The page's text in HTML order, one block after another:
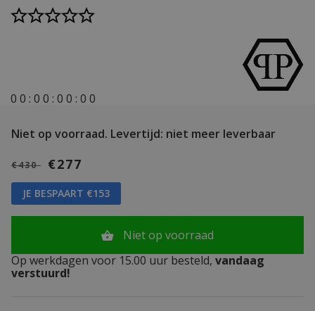
0 0 : 0 0 : 0 0 : 0 0
Niet op voorraad. Levertijd: niet meer leverbaar
€430 €277
JE BESPAART €153
Niet op voorraad
Op werkdagen voor 15.00 uur besteld, vandaag
verstuurd!